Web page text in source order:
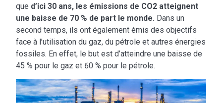
que d’ici 30 ans, les émissions de CO2 atteignent
une baisse de 70 % de part le monde. Dans un
second temps, ils ont également émis des objectifs
face à l’utilisation du gaz, du pétrole et autres énergies
fossiles. En effet, le but est d’atteindre une baisse de
45 % pour le gaz et 60 % pour le pétrole.